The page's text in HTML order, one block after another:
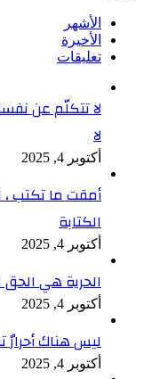
الأشهر
الأخيرة
تعليقات
لا تتكلّم عن
لا
أكتوبر 4, 2025
أمقت ما تكتب
الكتابة
أكتوبر 4, 2025
الحرية هي الحق
أكتوبر 4, 2025
ليس هناك أحرارٌ
أكتوبر 4, 2025